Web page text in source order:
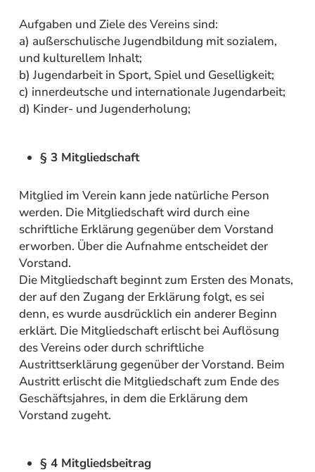
Aufgaben und Ziele des Vereins sind:
a) außerschulische Jugendbildung mit sozialem,
und kulturellem Inhalt;
b) Jugendarbeit in Sport, Spiel und Geselligkeit;
c) innerdeutsche und internationale Jugendarbeit;
d) Kinder- und Jugenderholung;
§ 3 Mitgliedschaft
Mitglied im Verein kann jede natürliche Person
werden. Die Mitgliedschaft wird durch eine
schriftliche Erklärung gegenüber dem Vorstand
erworben. Über die Aufnahme entscheidet der
Vorstand.
Die Mitgliedschaft beginnt zum Ersten des Monats,
der auf den Zugang der Erklärung folgt, es sei
denn, es wurde ausdrücklich ein anderer Beginn
erklärt. Die Mitgliedschaft erlischt bei Auflösung
des Vereins oder durch schriftliche
Austrittserklärung gegenüber der Vorstand. Beim
Austritt erlischt die Mitgliedschaft zum Ende des
Geschäftsjahres, in dem die Erklärung dem
Vorstand zugeht.
§ 4 Mitgliedsbeitrag